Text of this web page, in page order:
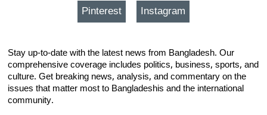
Pinterest Instagram
Stay up-to-date with the latest news from Bangladesh. Our
comprehensive coverage includes politics, business, sports, and
culture. Get breaking news, analysis, and commentary on the
issues that matter most to Bangladeshis and the international
community.